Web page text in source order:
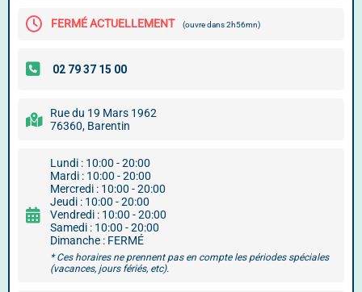
FERMÉ ACTUELLEMENT (ouvre dans 2h56mn)
Rue du 19 Mars 1962
76360, Barentin
Lundi : 10:00 - 20:00
Mardi : 10:00 - 20:00
Mercredi : 10:00 - 20:00
Jeudi : 10:00 - 20:00
Vendredi : 10:00 - 20:00
Samedi : 10:00 - 20:00
Dimanche : FERMÉ
* Ces horaires ne prennent pas en compte les périodes spéciales
(vacances, jours fériés, etc).